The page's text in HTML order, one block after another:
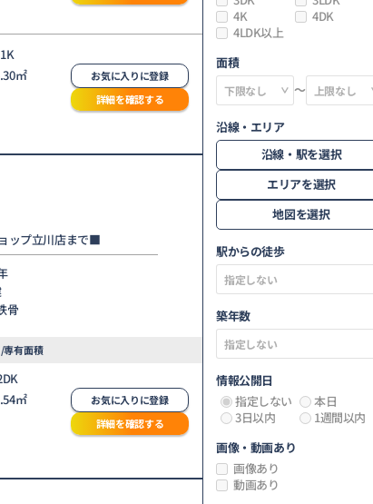
1K
㎡
お気に入りに登録
詳細を確認する
ップ立川店まで■
骨
専有面積
㎡
お気に入りに登録
詳細を確認する
4K
4DK
4LDK以上
面積
～
沿線・エリア
沿線・駅を選択
エリアを選択
地図を選択
駅からの徒歩
築年数
情報公開日
指定しない
本日
3日以内
1週間以内
画像・動画あり
画像あり
動画あり